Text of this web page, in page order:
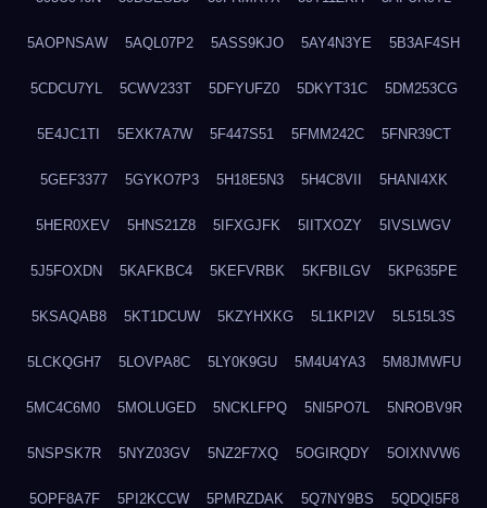
5AOPNSAW 5AQL07P2 5ASS9KJO 5AY4N3YE 5B3AF4SH
5CDCU7YL 5CWV233T 5DFYUFZ0 5DKYT31C 5DM253CG
5E4JC1TI 5EXK7A7W 5F447S51 5FMM242C 5FNR39CT
5GEF3377 5GYKO7P3 5H18E5N3 5H4C8VII 5HANI4XK
5HER0XEV 5HNS21Z8 5IFXGJFK 5IITXOZY 5IVSLWGV
5J5FOXDN 5KAFKBC4 5KEFVRBK 5KFBILGV 5KP635PE
5KSAQAB8 5KT1DCUW 5KZYHXKG 5L1KPI2V 5L515L3S
5LCKQGH7 5LOVPA8C 5LY0K9GU 5M4U4YA3 5M8JMWFU
5MC4C6M0 5MOLUGED 5NCKLFPQ 5NI5PO7L 5NROBV9R
5NSPSK7R 5NYZ03GV 5NZ2F7XQ 5OGIRQDY 5OIXNVW6
5OPF8A7F 5PI2KCCW 5PMRZDAK 5Q7NY9BS 5QDQI5F8